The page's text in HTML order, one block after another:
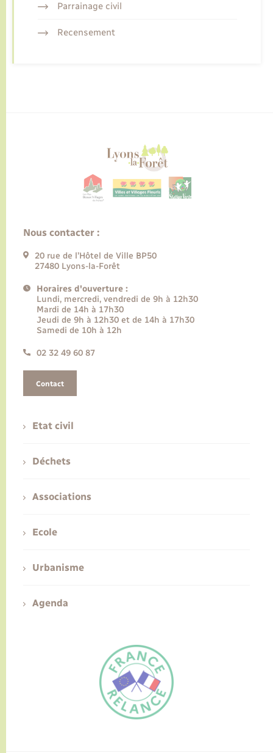
FR
Parrainage civil
Recensement
Nous contacter :
20 rue de l’Hôtel de Ville BP50
27480 Lyons-la-Forêt
Horaires d'ouverture :
Lundi, mercredi, vendredi de 9h à 12h30
Mardi de 14h à 17h30
Jeudi de 9h à 12h30 et de 14h à 17h30
Samedi de 10h à 12h
02 32 49 60 87
Contact
Etat civil
Déchets
Associations
Ecole
Urbanisme
Agenda